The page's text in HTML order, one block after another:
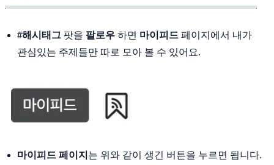
#해시태그 팟을 팔로우 하면 마이피드 페이지에서 내가
관심있는 주제들만 따로 모아 볼 수 있어요.
마이피드 페이지 는 위와 같이 생긴 버튼을 누르면 됩니다.